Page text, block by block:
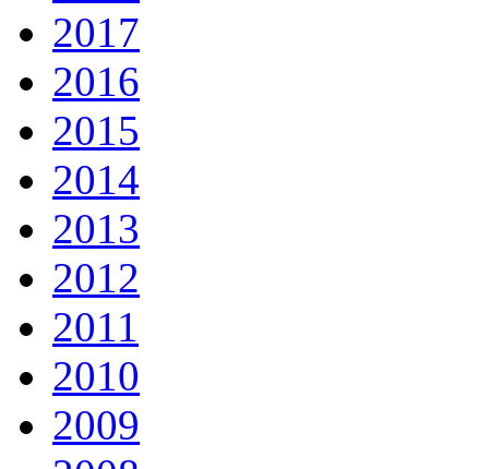
2017
2016
2015
2014
2013
2012
2011
2010
2009